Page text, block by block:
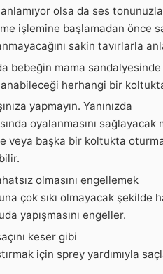
olsa da ses
işlemine başlamadan önce
sakin tavırlarla
bebeğin mama sandalyesinde
herhangi bir koltukta
yapmayın. Yanınızda
oyalanmasını
veya başka bir koltukta
olmasını engellemek
çok sıkı olmayacak şekilde
yapışmasını engeller.
keser gibi
için sprey yardımıyla